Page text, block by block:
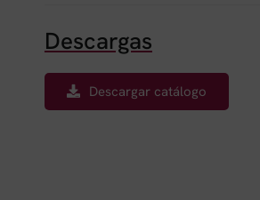
Descargas
Descargar catálogo